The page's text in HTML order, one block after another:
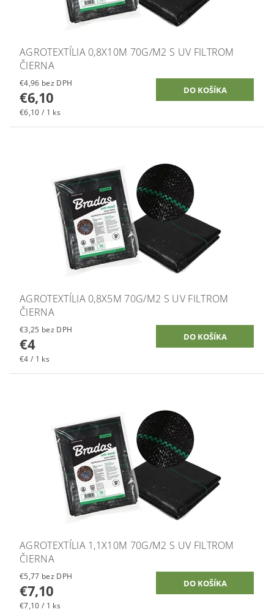
AGROTEXTÍLIA 0,8X10M 70G/M2 S UV FILTROM
ČIERNA
€4,96 bez DPH
€6,10
€6,10 / 1 ks
AGROTEXTÍLIA 0,8X5M 70G/M2 S UV FILTROM
ČIERNA
€3,25 bez DPH
€4
€4 / 1 ks
AGROTEXTÍLIA 1,1X10M 70G/M2 S UV FILTROM
ČIERNA
€5,77 bez DPH
€7,10
€7,10 / 1 ks